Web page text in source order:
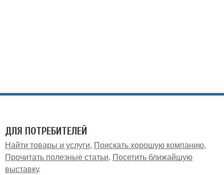
ДЛЯ ПОТРЕБИТЕЛЕЙ
Найти товары и услуги
Поискать хорошую компанию
Прочитать полезные статьи
Посетить ближайшую
выставку